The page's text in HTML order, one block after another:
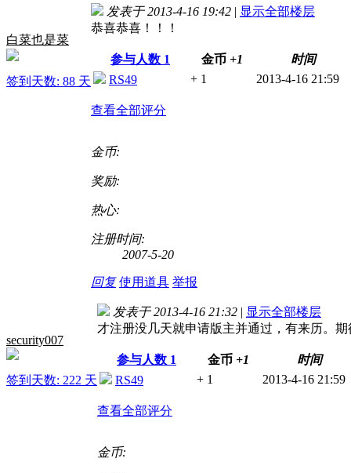
白菜也是菜
签到天数: 88 天
发表于 2013-4-16 19:42 | 显示全部楼层
恭喜恭喜！！！
参与人数 1 金币 +1
时间
RS49
+ 1 2013-4-16 21:59
查看全部评分
金币:
奖励:
热心:
注册时间:
2007-5-20
回复 使用道具 举报
security007
签到天数: 222 天
发表于 2013-4-16 21:32 | 显示全部楼层
才注册没几天就申请版主并通过，有来历。期
参与人数 1 金币 +1
时间
RS49
+ 1 2013-4-16 21:59
查看全部评分
金币: